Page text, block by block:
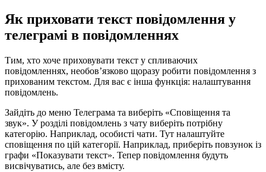
Як приховати текст повідомлення у
телеграмі в повідомленнях
Тим, хто хоче приховувати текст у спливаючих
повідомленнях, необов’язково щоразу робити повідомлення з
прихованим текстом. Для вас є інша функція: налаштування
повідомлень.
Зайдіть до меню Телеграма та виберіть «Сповіщення та
звук». У розділі повідомлень з чату виберіть потрібну
категорію. Наприклад, особисті чати. Тут налаштуйте
сповіщення по цій категорії. Наприклад, приберіть повзунок із
графи «Показувати текст». Тепер повідомлення будуть
висвічуватись, але без вмісту.